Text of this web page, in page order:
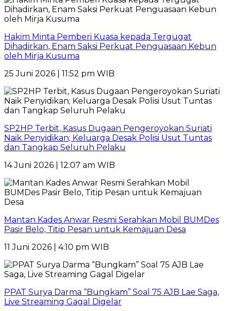
Hakim Minta Pemberi Kuasa kepada Tergugat
Dihadirkan, Enam Saksi Perkuat Penguasaan Kebun
oleh Mirja Kusuma
25 Juni 2026 | 11:52 pm WIB
SP2HP Terbit, Kasus Dugaan Pengeroyokan Suriati
Naik Penyidikan; Keluarga Desak Polisi Usut Tuntas
dan Tangkap Seluruh Pelaku
14 Juni 2026 | 12:07 am WIB
Mantan Kades Anwar Resmi Serahkan Mobil BUMDes
Pasir Belo, Titip Pesan untuk Kemajuan Desa
11 Juni 2026 | 4:10 pm WIB
PPAT Surya Darma “Bungkam” Soal 75 AJB Lae Saga,
Live Streaming Gagal Digelar